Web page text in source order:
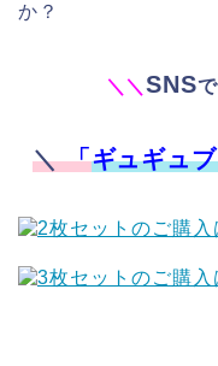
か？
＼ ＼SNS
＼「ギュギュ